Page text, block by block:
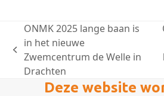
previous
post:
ONMK 2025 lange baan is
in het nieuwe
Zwemcentrum de Welle in
Drachten
Deze website